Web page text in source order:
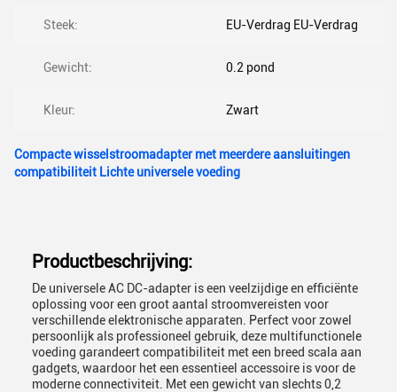
Steek: EU-Verdrag EU-Verdrag
Gewicht: 0.2 pond
Kleur: Zwart
Compacte wisselstroomadapter met meerdere aansluitingen
compatibiliteit Lichte universele voeding
Productbeschrijving:
De universele AC DC-adapter is een veelzijdige en efficiënte
oplossing voor een groot aantal stroomvereisten voor
verschillende elektronische apparaten. Perfect voor zowel
persoonlijk als professioneel gebruik, deze multifunctionele
voeding garandeert compatibiliteit met een breed scala aan
gadgets, waardoor het een essentieel accessoire is voor de
moderne connectiviteit. Met een gewicht van slechts 0,2